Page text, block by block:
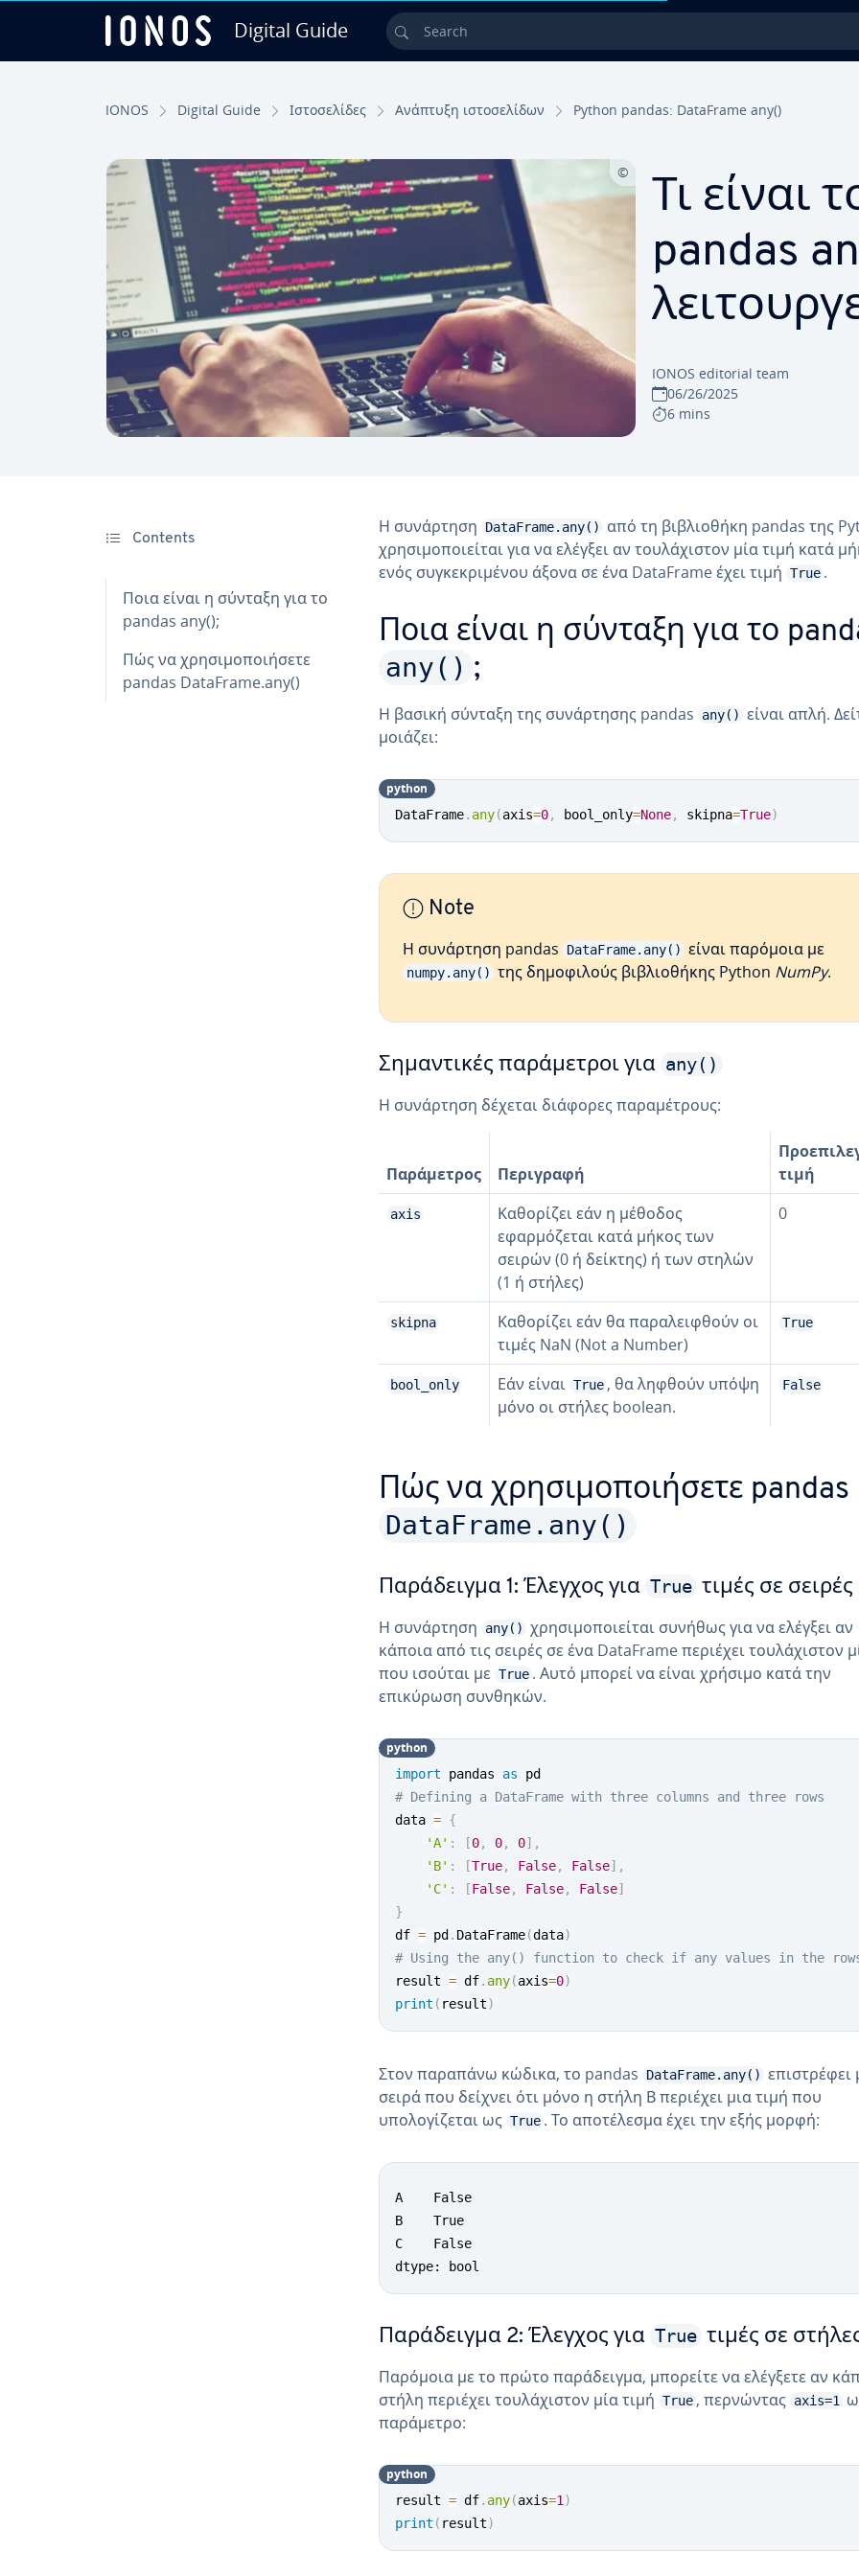
Digital Guide Search
IONOS Digital Guide Ιστοσελίδες Ανάπτυξη ιστοσελίδων Python pandas: DataFrame any()
Τι είναι
pandas
IONOS editorial team
06/26/2025
6 mins
Contents
Ποια είναι η σύνταξη για το
pandas any();
Πώς να χρησιμοποιήσετε
pandas DataFrame.any()
Η συνάρτηση DataFrame.any()
από τη βιβλιοθήκη pandas της
χρησιμοποιείται για να ελέγξει αν τουλάχιστον μία τιμή κατά
ενός συγκεκριμένου άξονα σε ένα DataFrame έχει τιμή True .
Ποια είναι η σύνταξη για το
any() ;
Η βασική σύνταξη της συνάρτησης pandas any() είναι απλή.
μοιάζει:
DataFrame. any(axis=0, bool_only=None, skipna=True)
python
Note
Η συνάρτηση pandas DataFrame.any() είναι παρόμοια με
numpy.any() της δημοφιλούς βιβλιοθήκης Python NumPy.
Σημαντικές παράμετροι για any()
Η συνάρτηση δέχεται διάφορες παραμέτρους:
Παράμετρος Περιγραφή
τιμή
axis
Καθορίζει εάν η μέθοδος
εφαρμόζεται κατά μήκος των
σειρών (0 ή δείκτης) ή των στηλών
(1 ή στήλες)
0
skipna
Καθορίζει εάν θα παραλειφθούν οι
τιμές NaN (Not a Number)
True
bool_only Εάν είναι True , θα ληφθούν υπόψη
μόνο οι στήλες boolean.
False
Πώς να χρησιμοποιήσετε pandas
DataFrame.any()
Παράδειγμα 1: Έλεγχος για True τιμές σε σειρές
Η συνάρτηση any() χρησιμοποιείται συνήθως για να ελέγξει αν
κάποια από τις σειρές σε ένα DataFrame περιέχει τουλάχιστον
που ισούται με True . Αυτό μπορεί να είναι χρήσιμο κατά την
επικύρωση συνθηκών.
import pandas as
# Defining a DataFrame with three columns and three rows
data = {
'A' : [0, 0, 0] ,
'B' : [True, False, False] ,
'C' : [False, False, False]
}
df = pd . DataFrame(data)
# Using the any() function to check if any values in the
result = df. any(axis=0)
print ( result)
python
Στον παραπάνω κώδικα, το pandas DataFrame.any() επιστρέφει
σειρά που δείχνει ότι μόνο η στήλη Β περιέχει μια τιμή που
υπολογίζεται ως True . Το αποτέλεσμα έχει την εξής μορφή:
A    False
B    True
C    False
dtype: bool
Παράδειγμα 2: Έλεγχος για True τιμές σε
Παρόμοια με το πρώτο παράδειγμα, μπορείτε να ελέγξετε αν
στήλη περιέχει τουλάχιστον μία τιμή True , περνώντας axis=1
παράμετρο:
result = df. any(axis=1 )
print ( result)
python